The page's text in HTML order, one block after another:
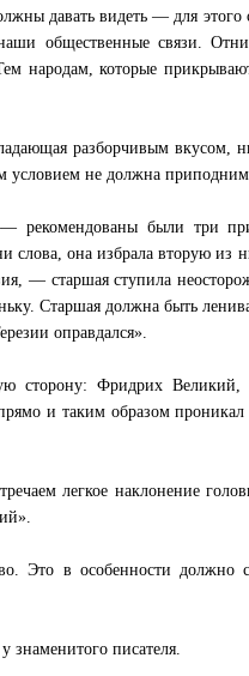
давать видеть — для
общественные связи.
народам, которые
разборчивым вкусом,
не должна
рекомендованы были три
слова, она избрала вторую из
— старшая ступила
Старшая должна быть
оправдался».
сторону: Фридрих Великий,
и таким образом
легкое наклонение
Это в особенности должно
знаменитого писателя.